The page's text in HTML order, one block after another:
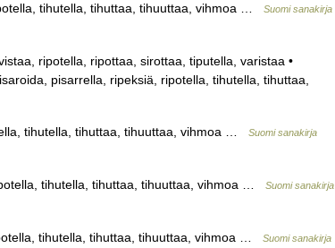
tihutella, tihuttaa, tihuuttaa, vihmoa …
Suomi sanakirja
ripotella, ripottaa, sirottaa, tiputella, varistaa •
pisarrella, ripeksiä, ripotella, tihutella, tihuttaa,
tihutella, tihuttaa, tihuuttaa, vihmoa …
Suomi sanakirja
tihutella, tihuttaa, tihuuttaa, vihmoa …
Suomi sanakirja
tihutella, tihuttaa, tihuuttaa, vihmoa …
Suomi sanakirja